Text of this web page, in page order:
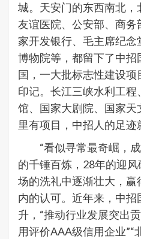
城。天安门的东西南北，
友谊医院、公安部、商
家开发银行、毛主席纪
博物院等，都留下了中招
国，一大批标志性建设
印记。长江三峡水利工
馆、国家大剧院、国家天
里有项目，中招人的足迹
“看似寻常最奇崛，成
的千锤百炼，28年的迎
场的洗礼中逐渐壮大，
内的认可。近年来，中
升，“推动行业发展突出
用评价AAA级信用企业